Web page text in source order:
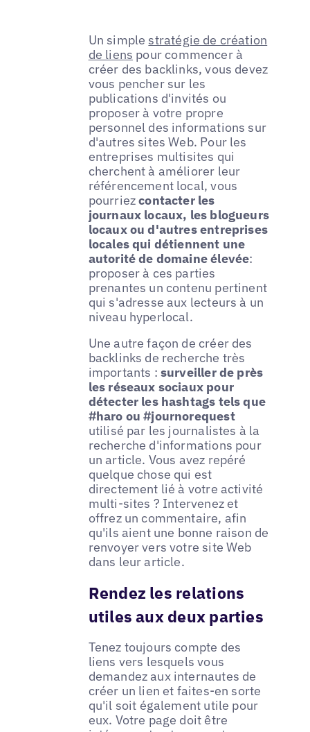
Un simple stratégie de création
de liens pour commencer à
créer des backlinks, vous devez
vous pencher sur les
publications d'invités ou
proposer à votre propre
personnel des informations sur
d'autres sites Web. Pour les
entreprises multisites qui
cherchent à améliorer leur
référencement local, vous
pourriezcontacter les
journaux locaux, les blogueurs
locaux ou d'autres entreprises
locales qui détiennent une
autorité de domaine élevée:
proposer à ces parties
prenantes un contenu pertinent
qui s'adresse aux lecteurs à un
niveau hyperlocal.
Une autre façon de créer des
backlinks de recherche très
importants : surveiller de près
les réseaux sociaux pour
détecter les hashtags tels que
#haro ou #journorequest
utilisé par les journalistes à la
recherche d'informations pour
un article. Vous avez repéré
quelque chose qui est
directement lié à votre activité
multi-sites ? Intervenez et
offrez un commentaire, afin
qu'ils aient une bonne raison de
renvoyer vers votre site Web
dans leur article.
Rendez les relations
utiles aux deux parties
Tenez toujours compte des
liens vers lesquels vous
demandez aux internautes de
créer un lien et faites-en sorte
qu'il soit également utile pour
eux. Votre page doit être